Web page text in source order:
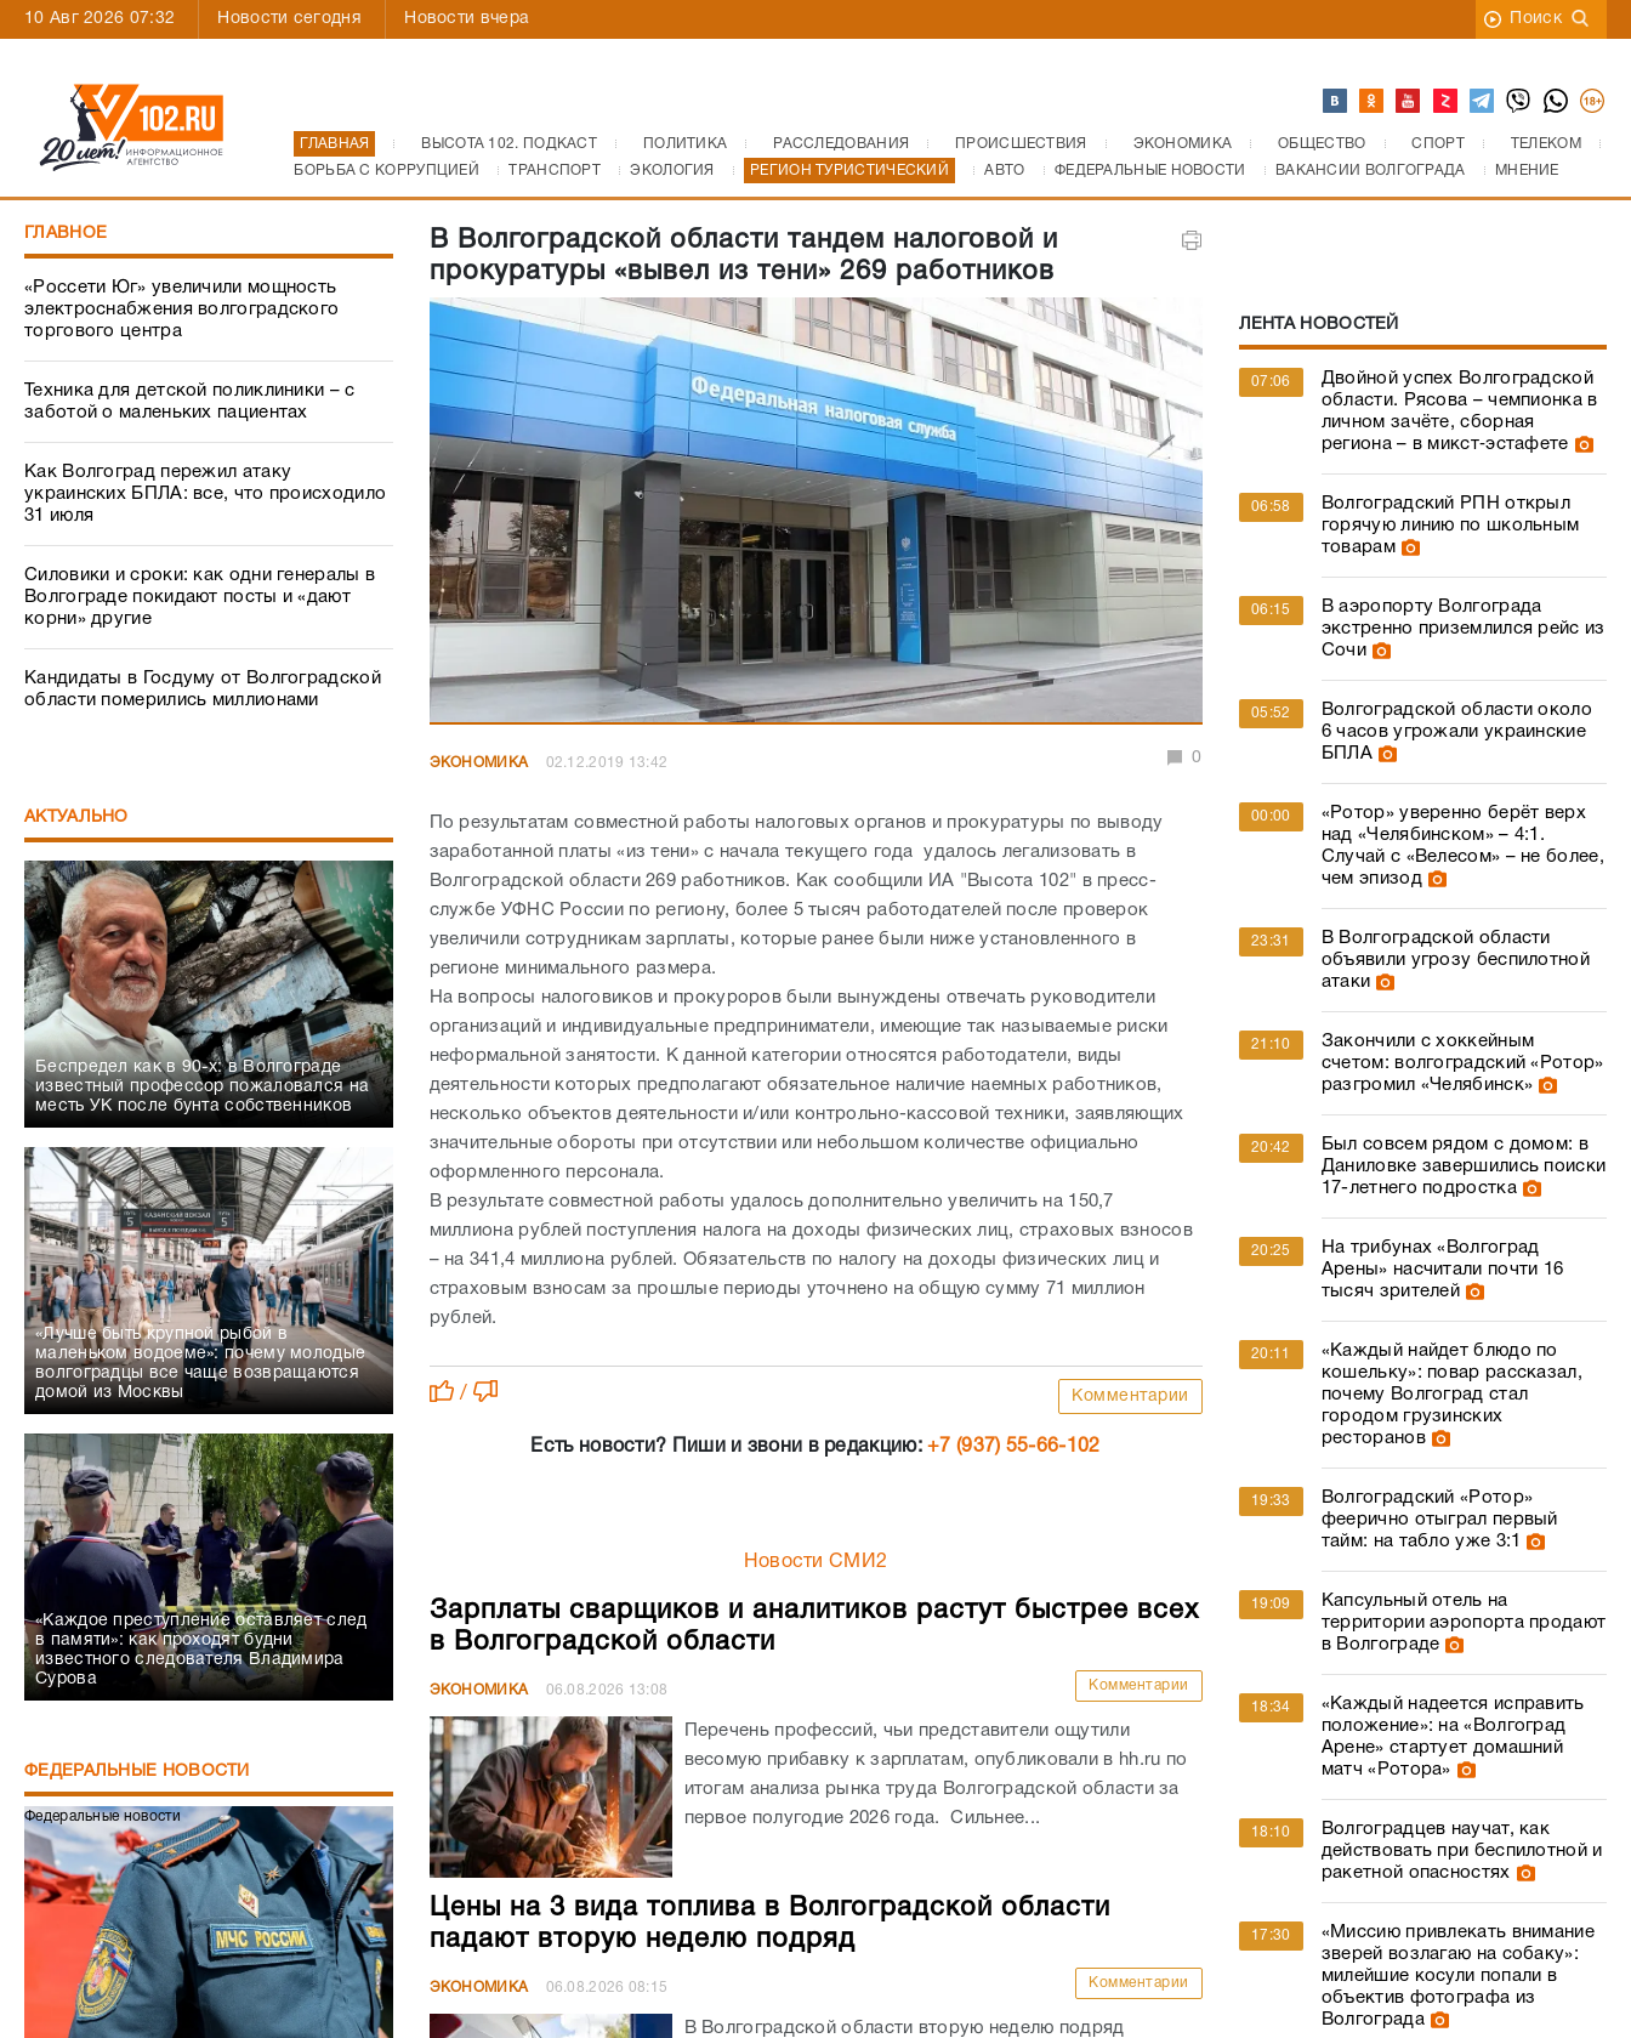
10 Авг 2026 07:32 Новости сегодня Новости вчера Поиск
ГЛАВНАЯ ВЫСОТА 102. ПОДКАСТ ПОЛИТИКА РАССЛЕДОВАНИЯ ПРОИСШЕСТВИЯ ЭКОНОМИКА ОБЩЕСТВО СПОРТ
ТЕЛЕКОМ
БОРЬБА С КОРРУПЦИЕЙ
ТРАНСПОРТ ЭКОЛОГИЯ РЕГИОН ТУРИСТИЧЕСКИЙ АВТО ФЕДЕРАЛЬНЫЕ НОВОСТИ ВАКАНСИИ ВОЛГОГРАДА МНЕНИЕ
ГЛАВНОЕ
«Россети Юг» увеличили мощность
электроснабжения волгоградского
торгового центра
Техника для детской поликлиники – с
заботой о маленьких пациентах
Как Волгоград пережил атаку
украинских БПЛА: все, что происходило
31 июля
Силовики и сроки: как одни генералы в
Волгограде покидают посты и «дают
корни» другие
Кандидаты в Госдуму от Волгоградской
области померились миллионами
АКТУАЛЬНО
Беспредел как в 90-х: в Волгограде
известный профессор пожаловался на
месть УК после бунта собственников
«Лучше быть крупной рыбой в
маленьком водоеме»: почему молодые
волгоградцы все чаще возвращаются
домой из Москвы
«Каждое преступление оставляет след
в памяти»: как проходят будни
известного следователя Владимира
Сурова
ФЕДЕРАЛЬНЫЕ НОВОСТИ
Федеральные новости
В Волгоградской области тандем налоговой и
прокуратуры «вывел из тени» 269 работников
ЭКОНОМИКА 02.12.2019 13:42 0
По результатам совместной работы налоговых органов и прокуратуры по выводу
заработанной платы «из тени» с начала текущего года удалось легализовать в
Волгоградской области 269 работников. Как сообщили ИА "Высота 102" в пресс-
службе УФНС России по региону, более 5 тысяч работодателей после проверок
увеличили сотрудникам зарплаты, которые ранее были ниже установленного в
регионе минимального размера.
На вопросы налоговиков и прокуроров были вынуждены отвечать руководители
организаций и индивидуальные предприниматели, имеющие так называемые риски
неформальной занятости. К данной категории относятся работодатели, виды
деятельности которых предполагают обязательное наличие наемных работников,
несколько объектов деятельности и/или контрольно-кассовой техники, заявляющих
значительные обороты при отсутствии или небольшом количестве официально
оформленного персонала.
В результате совместной работы удалось дополнительно увеличить на 150,7
миллиона рублей поступления налога на доходы физических лиц, страховых взносов
– на 341,4 миллиона рублей. Обязательств по налогу на доходы физических лиц и
страховым взносам за прошлые периоды уточнено на общую сумму 71 миллион
рублей.
/ Комментарии
Есть новости? Пиши и звони в редакцию:+7 (937) 55-66-102
Новости СМИ2
Зарплаты сварщиков и аналитиков растут быстрее всех
в Волгоградской области
ЭКОНОМИКА 06.08.2026 13:08 Комментарии
Перечень профессий, чьи представители ощутили
весомую прибавку к зарплатам, опубликовали в hh.ru по
итогам анализа рынка труда Волгоградской области за
первое полугодие 2026 года. Сильнее...
Цены на 3 вида топлива в Волгоградской области
падают вторую неделю подряд
ЭКОНОМИКА 06.08.2026 08:15 Комментарии
В Волгоградской области вторую неделю подряд
ЛЕНТА НОВОСТЕЙ
07:06
Двойной успех Волгоградской
области. Рясова – чемпионка в
личном зачёте, сборная
региона – в микст‑эстафете
06:58
Волгоградский РПН открыл
горячую линию по школьным
товарам
06:15
В аэропорту Волгограда
экстренно приземлился рейс из
Сочи
05:52
Волгоградской области около
6 часов угрожали украинские
БПЛА
00:00
«Ротор» уверенно берёт верх
над «Челябинском» – 4:1.
Случай с «Велесом» – не более,
чем эпизод
23:31
В Волгоградской области
объявили угрозу беспилотной
атаки
21:10
Закончили с хоккейным
счетом: волгоградский «Ротор»
разгромил «Челябинск»
20:42
Был совсем рядом с домом: в
Даниловке завершились поиски
17-летнего подростка
20:25
На трибунах «Волгоград
Арены» насчитали почти 16
тысяч зрителей
20:11
«Каждый найдет блюдо по
кошельку»: повар рассказал,
почему Волгоград стал
городом грузинских
ресторанов
19:33
Волгоградский «Ротор»
феерично отыграл первый
тайм: на табло уже 3:1
19:09
Капсульный отель на
территории аэропорта продают
в Волгограде
18:34
«Каждый надеется исправить
положение»: на «Волгоград
Арене» стартует домашний
матч «Ротора»
18:10
Волгоградцев научат, как
действовать при беспилотной и
ракетной опасностях
17:30
«Миссию привлекать внимание
зверей возлагаю на собаку»:
милейшие косули попали в
объектив фотографа из
Волгограда